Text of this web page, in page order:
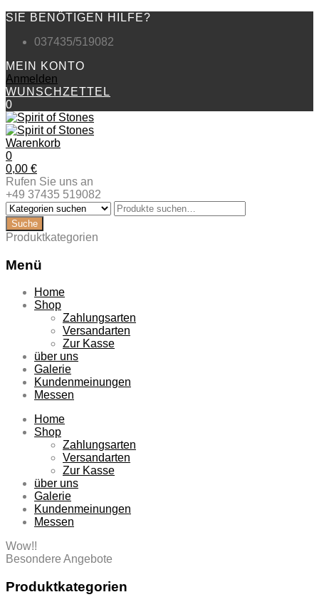
SIE BENÖTIGEN HILFE?
037435/519082
MEIN KONTO
Anmelden
WUNSCHZETTEL
0
Warenkorb
0
0,00 €
Rufen Sie uns an
+49 37435 519082
Produktkategorien
Menü
Zum
Inhalt
Home
Shop
Zahlungsarten
Versandarten
Zur Kasse
über uns
Galerie
Kundenmeinungen
Messen
Home
Shop
Zahlungsarten
Versandarten
Zur Kasse
über uns
Galerie
Kundenmeinungen
Messen
Wow!!
Besondere Angebote
Produktkategorien